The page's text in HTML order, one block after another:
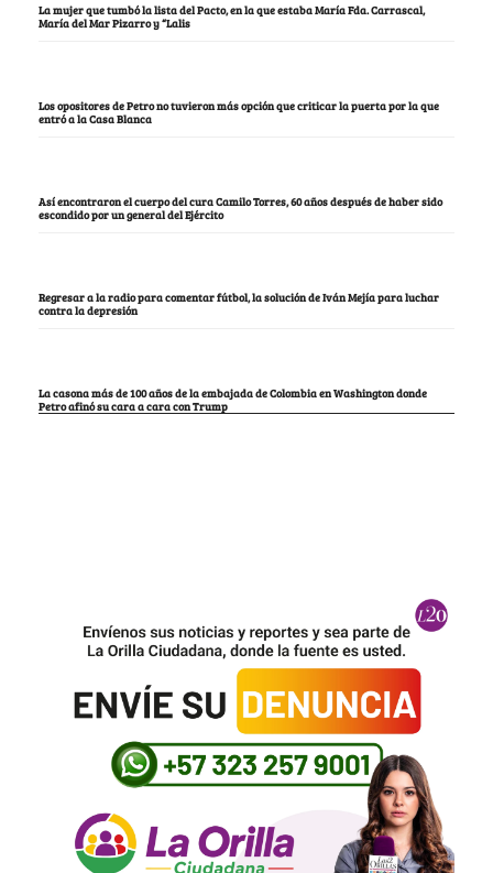
La mujer que tumbó la lista del Pacto, en la que estaba María Fda. Carrascal,
María del Mar Pizarro y “Lalis
Los opositores de Petro no tuvieron más opción que criticar la puerta por la que
entró a la Casa Blanca
Así encontraron el cuerpo del cura Camilo Torres, 60 años después de haber sido
escondido por un general del Ejército
Regresar a la radio para comentar fútbol, la solución de Iván Mejía para luchar
contra la depresión
La casona más de 100 años de la embajada de Colombia en Washington donde
Petro afinó su cara a cara con Trump